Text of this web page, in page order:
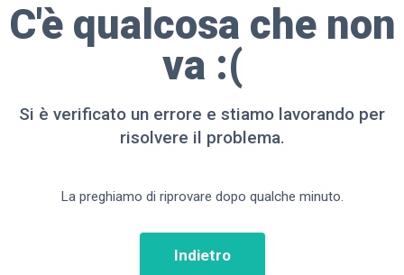
C'è qualcosa che non
va :(
Si è verificato un errore e stiamo lavorando per
risolvere il problema.
La preghiamo di riprovare dopo qualche minuto.
Indietro